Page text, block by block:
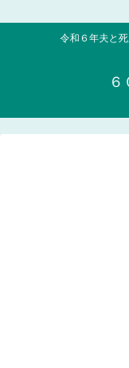
令和６年夫と